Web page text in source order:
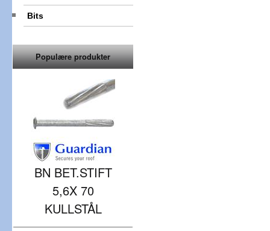
Bits
Populære produkter
BN BET.STIFT
5,6X 70
KULLSTÅL